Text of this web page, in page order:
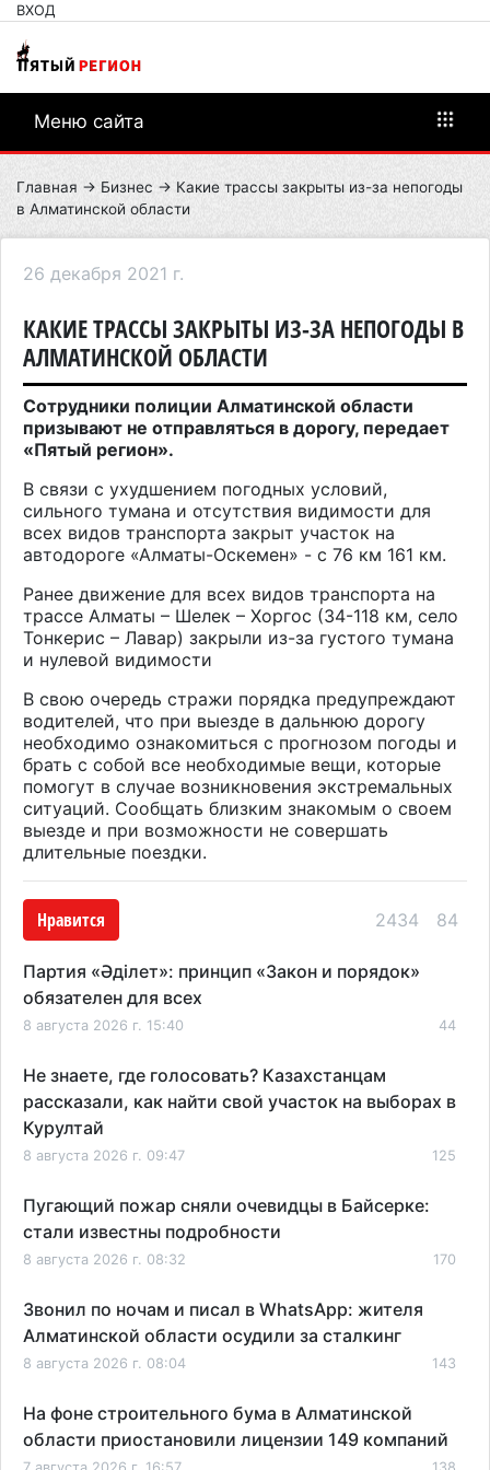
ВХОД
Меню сайта
Главная → Бизнес → Какие трассы закрыты из-за непогоды
в Алматинской области
26 декабря 2021 г.
КАКИЕ ТРАССЫ ЗАКРЫТЫ ИЗ-ЗА НЕПОГОДЫ В
АЛМАТИНСКОЙ ОБЛАСТИ
Сотрудники полиции Алматинской области
призывают не отправляться в дорогу, передает
«Пятый регион».
В связи с ухудшением погодных условий,
сильного тумана и отсутствия видимости для
всех видов транспорта закрыт участок на
автодороге «Алматы-Оскемен» - с 76 км 161 км.
Ранее движение для всех видов транспорта на
трассе Алматы – Шелек – Хоргос (34-118 км, cело
Тонкерис – Лавар) закрыли из-за густого тумана
и нулевой видимости
В свою очередь стражи порядка предупреждают
водителей, что при выезде в дальнюю дорогу
необходимо ознакомиться с прогнозом погоды и
брать с собой все необходимые вещи, которые
помогут в случае возникновения экстремальных
ситуаций. Сообщать близким знакомым о своем
выезде и при возможности не совершать
длительные поездки.
Нравится 2434 84
Партия «Әділет»: принцип «Закон и порядок»
обязателен для всех
8 августа 2026 г. 15:40 44
Не знаете, где голосовать? Казахстанцам
рассказали, как найти свой участок на выборах в
Курултай
8 августа 2026 г. 09:47 125
Пугающий пожар сняли очевидцы в Байсерке:
стали известны подробности
8 августа 2026 г. 08:32 170
Звонил по ночам и писал в WhatsApp: жителя
Алматинской области осудили за сталкинг
8 августа 2026 г. 08:04 143
На фоне строительного бума в Алматинской
области приостановили лицензии 149 компаний